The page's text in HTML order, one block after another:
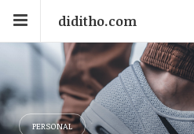
diditho.com
PERSONAL